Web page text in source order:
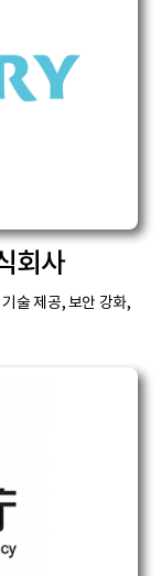
회사
술 제공, 보안 강화,